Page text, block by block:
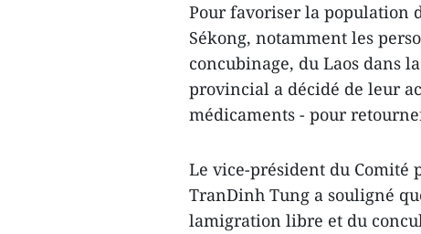
Pour favoriser la population
Sékong, notamment les
concubinage, du Laos dans
provincial a décidé de leur
médicaments - pour
Le vice-président du Comité
TranDinh Tung a souligné
lamigration libre et du